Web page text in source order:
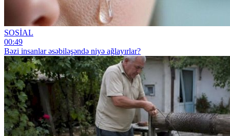
SOSİAL
00:49
Bəzi insanlar əsəbiləşəndə niyə ağlayırlar?